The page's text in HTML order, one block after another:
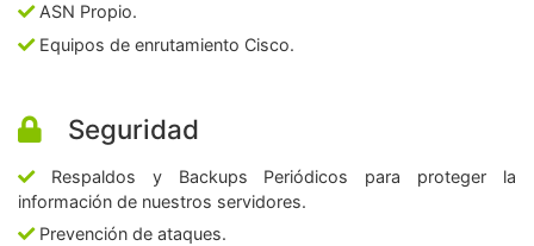
ASN Propio.
Equipos de enrutamiento Cisco.
Seguridad
Respaldos y Backups Periódicos para proteger la
información de nuestros servidores.
Prevención de ataques.